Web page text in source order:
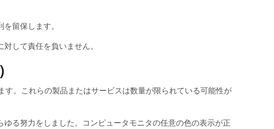
留保します。
して責任を負いません。
。これらの製品またはサービスは数量が限られている可能性が
る努力をしました。コンピュータモニタの任意の色の表示が正